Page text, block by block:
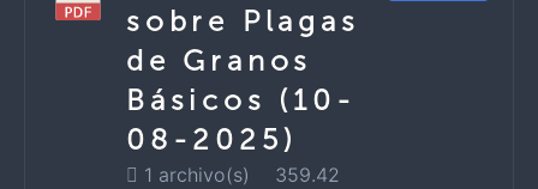
sobre Plagas
de Granos
Básicos (10-
08-2025)
1 archivo(s)
359.42